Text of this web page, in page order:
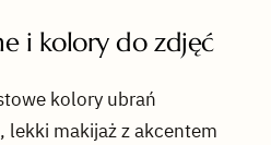
i kolory do zdjęć
kolory ubrań
lekki makijaż z akcentem